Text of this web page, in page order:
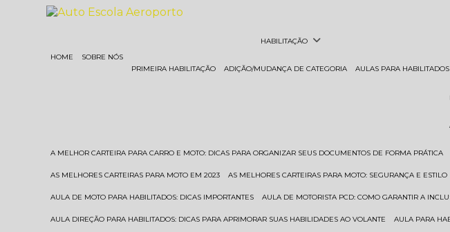
HOME SOBRE NÓS
HABILITAÇÃO
PRIMEIRA HABILITAÇÃO ADIÇÃO/MUDANÇA DE CATEGORIA AULAS PARA HABILITADOS
A MELHOR CARTEIRA PARA CARRO E MOTO: DICAS PARA ORGANIZAR SEUS DOCUMENTOS DE FORMA PRÁTICA
AS MELHORES CARTEIRAS PARA MOTO EM 2023 AS MELHORES CARTEIRAS PARA MOTO: SEGURANÇA E ESTILO
AULA DE MOTO PARA HABILITADOS: DICAS IMPORTANTES AULA DE MOTORISTA PCD: COMO GARANTIR A
AULA DIREÇÃO PARA HABILITADOS: DICAS PARA APRIMORAR SUAS HABILIDADES AO VOLANTE AULA PARA